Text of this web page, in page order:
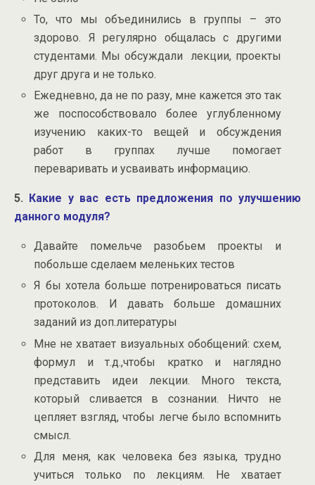
То, что мы объединились в группы – это
здорово. Я регулярно общалась с другими
студентами. Мы обсуждали лекции, проекты
друг друга и не только.
Ежедневно, да не по разу, мне кажется это так
же поспособствовало более углубленному
изучению каких-то вещей и обсуждения
работ в группах лучше помогает
переваривать и усваивать информацию.
5.
Какие у вас есть предложения по улучшению
данного модуля?
Давайте помельче разобьем проекты и
побольше сделаем меленьких тестов
Я бы хотела больше потренироваться писать
протоколов. И давать больше домашних
заданий из доп.литературы
Мне не хватает визуальных обобщений: схем,
формул и т.д.,чтобы кратко и наглядно
представить идеи лекции. Много текста,
который сливается в сознании. Ничто не
цепляет взгляд, чтобы легче было вспомнить
смысл.
Для меня, как человека без языка, трудно
учиться только по лекциям. Не хватает